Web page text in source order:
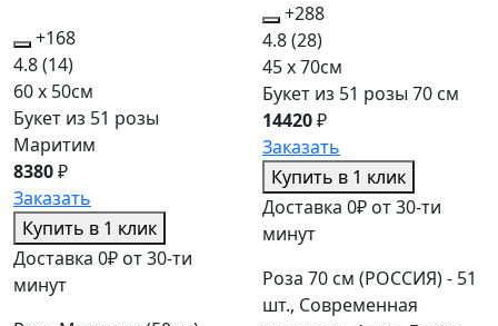
+168
4.8(14)
60 x 50см
Букет из 51 розы
Маритим
8380₽
Заказать
Купить в 1 клик
Доставка 0₽ от 30-ти
минут
+288
4.8(28)
45 x 70см
Букет из 51 розы 70 см
14420₽
Заказать
Купить в 1 клик
Доставка 0₽ от 30-ти
минут
Роза 70 см (РОССИЯ) - 51
шт., Современная